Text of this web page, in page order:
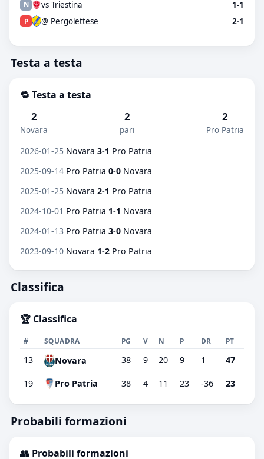
N vs Triestina 1-1
P @ Pergolettese 2-1
Testa a testa
🔁 Testa a testa
2
Novara
2
pari
2
Pro Patria
2026-01-25 Novara 3-1 Pro Patria
2025-09-14 Pro Patria 0-0 Novara
2025-01-25 Novara 2-1 Pro Patria
2024-10-01 Pro Patria 1-1 Novara
2024-01-13 Pro Patria 3-0 Novara
2023-09-10 Novara 1-2 Pro Patria
Classifica
🏆 Classifica
# SQUADRA PG V N P DR PT
13 Novara 38 9 20 9 1 47
19 Pro Patria 38 4 11 23 -36 23
Probabili formazioni
👥 Probabili formazioni